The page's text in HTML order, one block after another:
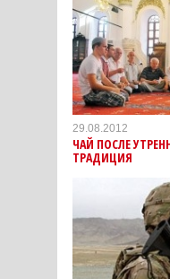
29.08.2012
ЧАЙ ПОСЛЕ
ТРАДИЦИЯ